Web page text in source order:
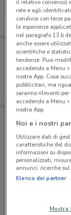
Scade il 19/05
Porta
Puoi
dal
Negozi
il relativo consenso)
rete e agli
condivisi con terze
le esperienze
nel paragrafo 13.b
anche essere
scientifiche e
tendenze. Puoi
accedendo a Menu
nostra App. Cosa
pubblicitari, ma
saranno rilevanti per
accedendo a Menu
nostra App.
Noi e i nostri
Utilizzare dati di
caratteristiche del
informazioni su
personalizzati,
annunci, ricerche
Elenco dei partner